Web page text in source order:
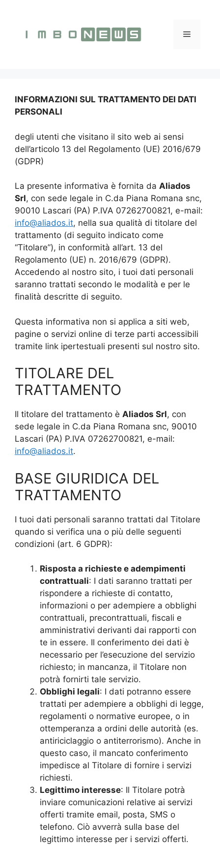
contenuto
Menu
INFORMAZIONI SUL TRATTAMENTO DEI DATI
PERSONALI
degli utenti che visitano il sito web ai sensi
dell’articolo 13 del Regolamento (UE) 2016/679
(GDPR)
La presente informativa è fornita da Aliados
Srl, con sede legale in C.da Piana Romana snc,
90010 Lascari (PA) P.IVA 07262700821, e-mail:
info@aliados.it, nella sua qualità di titolare del
trattamento (di seguito indicato come
“Titolare”), in conformità all’art. 13 del
Regolamento (UE) n. 2016/679 (GDPR).
Accedendo al nostro sito, i tuoi dati personali
saranno trattati secondo le modalità e per le
finalità descritte di seguito.
Questa informativa non si applica a siti web,
pagine o servizi online di terze parti accessibili
tramite link ipertestuali presenti sul nostro sito.
TITOLARE DEL
TRATTAMENTO
Il titolare del trattamento è Aliados Srl, con
sede legale in C.da Piana Romana snc, 90010
Lascari (PA) P.IVA 07262700821, e-mail:
info@aliados.it.
BASE GIURIDICA DEL
TRATTAMENTO
I tuoi dati personali saranno trattati dal Titolare
quando si verifica una o più delle seguenti
condizioni (art. 6 GDPR):
Risposta a richieste e adempimenti
contrattuali: I dati saranno trattati per
rispondere a richieste di contatto,
informazioni o per adempiere a obblighi
contrattuali, precontrattuali, fiscali e
amministrativi derivanti dai rapporti con
te in essere. Il conferimento dei dati è
necessario per l’esecuzione del servizio
richiesto; in mancanza, il Titolare non
potrà fornirti tale servizio.
Obblighi legali: I dati potranno essere
trattati per adempiere a obblighi di legge,
regolamenti o normative europee, o in
ottemperanza a ordini delle autorità (es.
antiriciclaggio o antiterrorismo). Anche in
questo caso, il mancato conferimento
impedisce al Titolare di fornire i servizi
richiesti.
Legittimo interesse: Il Titolare potrà
inviare comunicazioni relative ai servizi
offerti tramite email, posta, SMS o
telefono. Ciò avverrà sulla base del
legittimo interesse per i servizi offerti.